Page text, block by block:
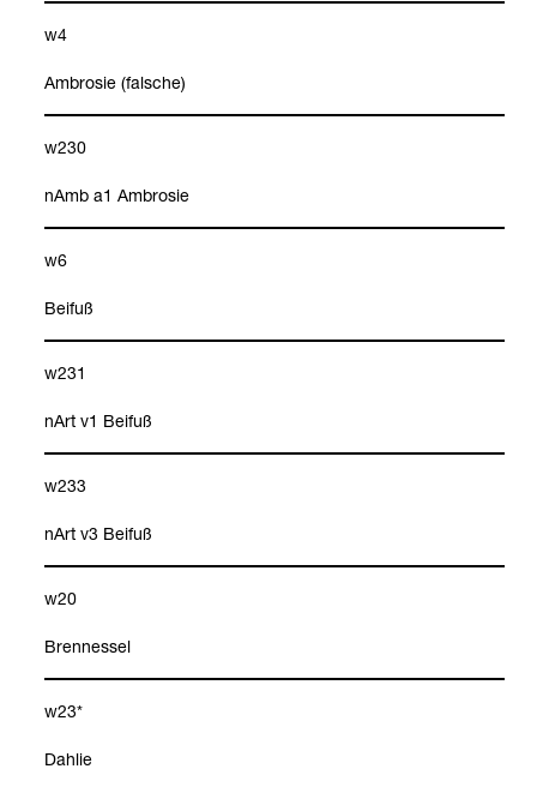
w4
Ambro­sie (fal­sche)
w230
nAmb a1 Ambro­sie
w6
Bei­fuß
w231
nArt v1 Bei­fuß
w233
nArt v3 Bei­fuß
w20
Bren­nes­sel
w23*
Dah­lie